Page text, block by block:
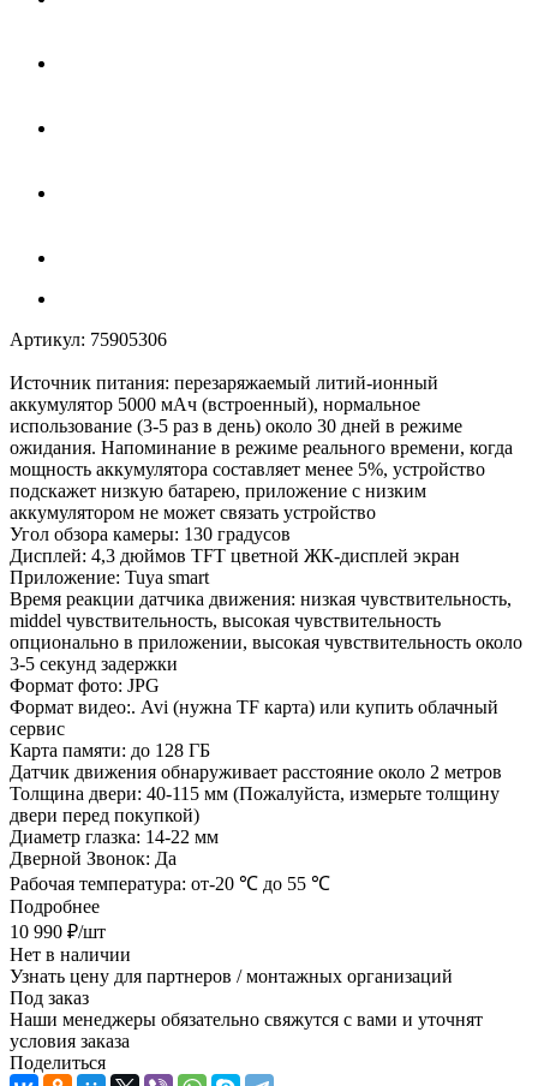
Артикул: 75905306
Источник питания: перезаряжаемый литий-ионный
аккумулятор 5000 мАч (встроенный), нормальное
использование (3-5 раз в день) около 30 дней в режиме
ожидания. Напоминание в режиме реального времени, когда
мощность аккумулятора составляет менее 5%, устройство
подскажет низкую батарею, приложение с низким
аккумулятором не может связать устройство
Угол обзора камеры: 130 градусов
Дисплей: 4,3 дюймов TFT цветной ЖК-дисплей экран
Приложение: Tuya smart
Время реакции датчика движения: низкая чувствительность,
middel чувствительность, высокая чувствительность
опционально в приложении, высокая чувствительность около
3-5 секунд задержки
Формат фото: JPG
Формат видео:. Avi (нужна TF карта) или купить облачный
сервис
Карта памяти: до 128 ГБ
Датчик движения обнаруживает расстояние около 2 метров
Толщина двери: 40-115 мм (Пожалуйста, измерьте толщину
двери перед покупкой)
Диаметр глазка: 14-22 мм
Дверной Звонок: Да
Рабочая температура: от-20 ℃ до 55 ℃
Подробнее
10 990 ₽/шт
Нет в наличии
Узнать цену для партнеров / монтажных организаций
Под заказ
Наши менеджеры обязательно свяжутся с вами и уточнят
условия заказа
Поделиться